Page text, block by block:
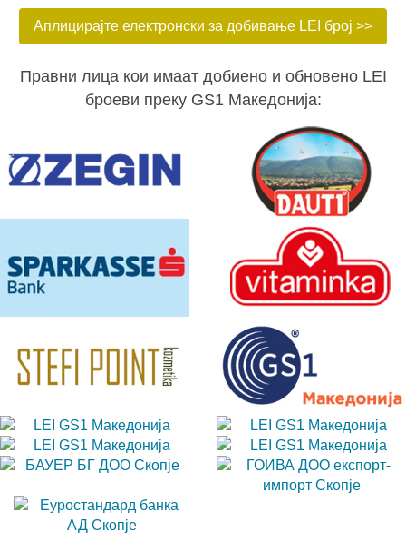
Аплицирајте електронски за добивање LEI број >>
Правни лица кои имаат добиено и обновено LEI
броеви преку GS1 Македонија: